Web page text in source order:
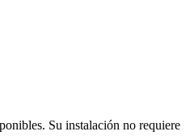
Su instalación no requiere